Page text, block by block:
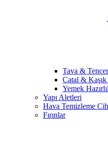
Tava &
Çatal & Kaşık
Yemek
Yapı Aletleri
Hava Temizleme
Fırınlar